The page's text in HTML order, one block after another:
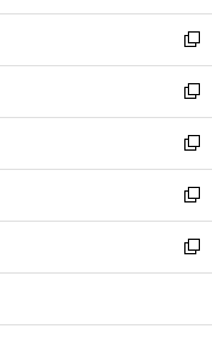
開
く
ウ
で
開
く
ン
ド
ウ
で
開
く
ウ
ィ
ン
ド
ウ
で
開
く
新
し
い
ウ
ィ
ン
ド
ウ
で
開
新
し
い
ウ
ィ
ン
ド
ウ
開
新
し
い
ウ
ィ
ン
ウ
新
し
い
ウ
ン
新
し
ウ